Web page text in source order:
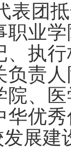
表团
职业
、执
负责
、
华优
展建